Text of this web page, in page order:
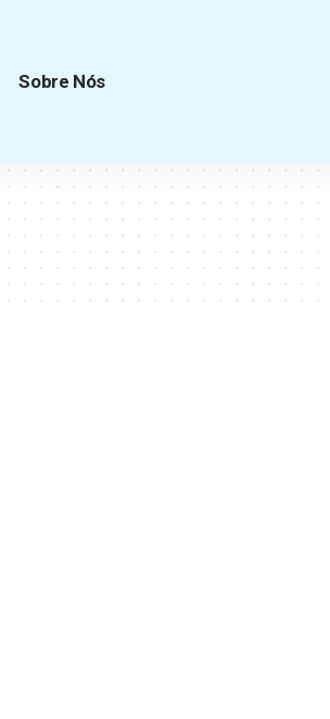
Sobre Nós